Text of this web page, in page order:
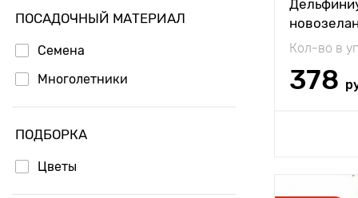
ПОСАДОЧНЫЙ МАТЕРИАЛ
Семена
Многолетники
ПОДБОРКА
Цветы
Гавриш
Кол-во в
378